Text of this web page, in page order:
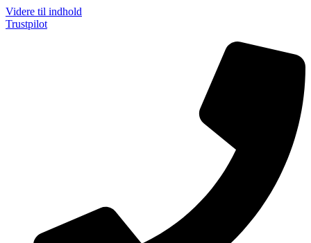
Videre til indhold
Trustpilot